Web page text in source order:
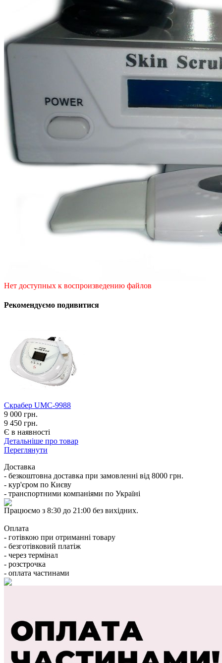
Нет доступных к воспроизведению файлов
Рекомендуємо подивитися
Cкрабер UMC-9988
9 000 грн.
9 450 грн.
Є в наявності
Детальніше про товар
Переглянути
Доставка
- безкоштовна доставка при замовленні від 8000 грн.
- кур'єром по Києву
- транспортними компаніями по Україні
Працюємо з 8:30 до 21:00 без вихідних.
Оплата
- готівкою при отриманні товару
- безготівковий платіж
- через термінал
- розстрочка
- оплата частинами